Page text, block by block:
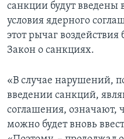
санкции будут
условия ядерного
этот рычаг воздействия
Закон о санкциях.
«В случае нарушений,
введении санкций,
соглашения, означают,
можно будет вновь